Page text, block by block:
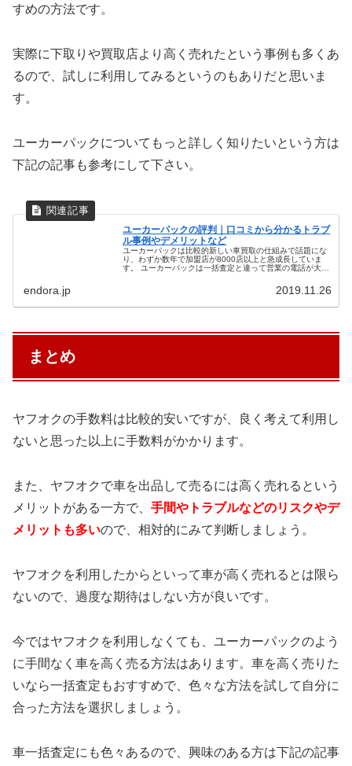
すめの方法です。
実際に下取りや買取店より高く売れたという事例も多くあ
るので、試しに利用してみるというのもありだと思いま
す。
ユーカーパックについてもっと詳しく知りたいという方は
下記の記事も参考にして下さい。
ユーカーパックの評判｜口コミから分かるトラブ
ル事例やデメリットなど
ユーカーパックは比較的新しい車買取の仕組みで話題にな
り、わずか数年で加盟店が8000店以上と急成長していま
す。 ユーカーパックは一括査定と違って営業の電話が大量
endora.jp 2019.11.26
まとめ
ヤフオクの手数料は比較的安いですが、良く考えて利用し
ないと思った以上に手数料がかかります。
また、ヤフオクで車を出品して売るには高く売れるという
メリットがある一方で、 手間やトラブルなどのリスクやデ
メリットも多いので、相対的にみて判断しましょう。
ヤフオクを利用したからといって車が高く売れるとは限ら
ないので、過度な期待はしない方が良いです。
今ではヤフオクを利用しなくても、ユーカーパックのよう
に手間なく車を高く売る方法はあります。車を高く売りた
いなら一括査定もおすすめで、色々な方法を試して自分に
合った方法を選択しましょう。
車一括査定にも色々あるので、興味のある方は下記の記事